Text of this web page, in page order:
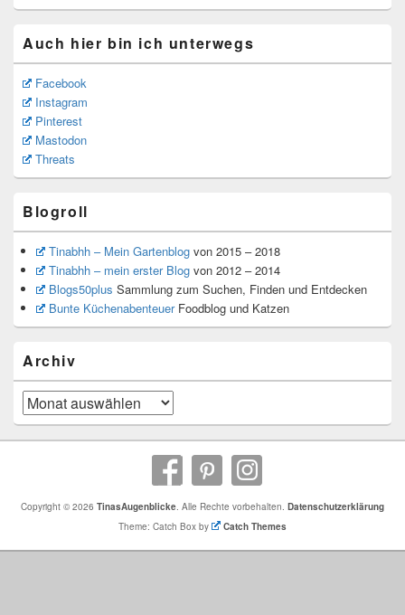
Auch hier bin ich unterwegs
Facebook
Instagram
Pinterest
Mastodon
Threats
Blogroll
Tinabhh – Mein Gartenblogvon 2015 – 2018
Tinabhh – mein erster Blogvon 2012 – 2014
Blogs50plus Sammlung zum Suchen, Finden und Entdecken
Bunte KüchenabenteuerFoodblog und Katzen
Archiv
Archiv
Copyright © 2026 TinasAugenblicke. Alle Rechte vorbehalten. Datenschutzerklärung
Theme: Catch Box by
Catch Themes